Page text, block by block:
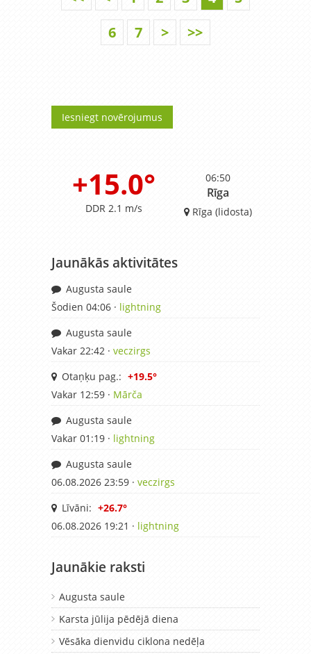
6
7 > >>
Iesniegt novērojumus
06:50
+15.0°
DDR 2.1 m/s
Rīga
Rīga (lidosta)
Jaunākās aktivitātes
Augusta saule
Šodien 04:06 · lightning
Augusta saule
Vakar 22:42 · veczirgs
Otaņķu pag.: +19.5°
Vakar 12:59 · Mārča
Augusta saule
Vakar 01:19 · lightning
Augusta saule
06.08.2026 23:59 · veczirgs
Līvāni: +26.7°
06.08.2026 19:21 · lightning
Jaunākie raksti
Augusta saule
Karsta jūlija pēdējā diena
Vēsāka dienvidu ciklona nedēļa